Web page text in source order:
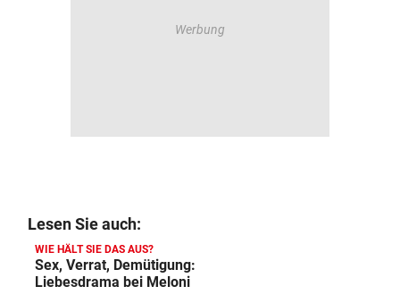
Lesen Sie auch:
WIE HÄLT SIE DAS AUS?
Sex, Verrat, Demütigung:
Liebesdrama bei Meloni